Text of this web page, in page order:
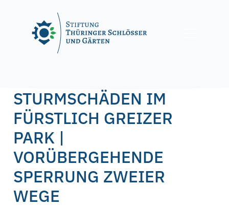
STURMSCHÄDEN IM
FÜRSTLICH GREIZER
PARK |
VORÜBERGEHENDE
SPERRUNG ZWEIER
WEGE